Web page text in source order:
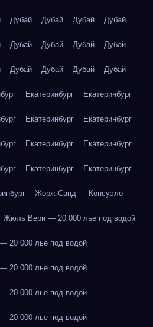
Дубай Дубай Дубай Дубай
Дубай Дубай Дубай Дубай
Дубай Дубай Дубай Дубай
Екатеринбург Екатеринбург
Екатеринбург Екатеринбург
Екатеринбург Екатеринбург
Екатеринбург Екатеринбург
Жорж Санд — Консуэло
Жюль Верн — 20 000 лье под водой
20 000 лье под водой
20 000 лье под водой
20 000 лье под водой
20 000 лье под водой